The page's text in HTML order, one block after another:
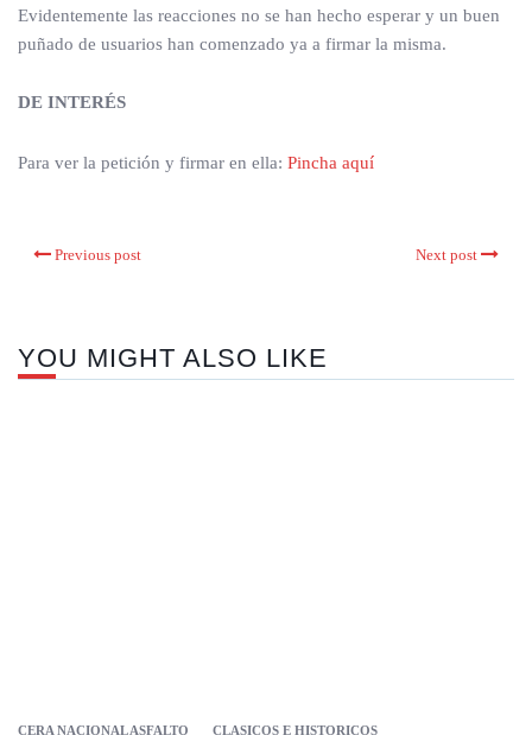
Evidentemente las reacciones no se han hecho esperar y un buen
puñado de usuarios han comenzado ya a firmar la misma.
DE INTERÉS
Para ver la petición y firmar en ella: Pincha aquí
Previous post Next post
YOU MIGHT ALSO LIKE
CERA NACIONAL ASFALTO CLASICOS E HISTORICOS